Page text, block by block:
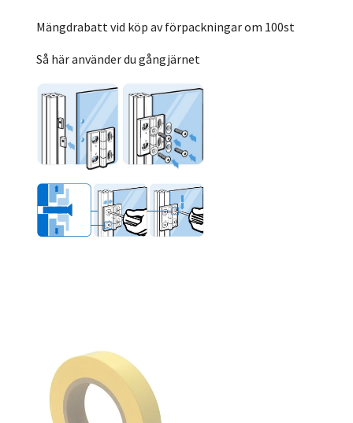
Mängdrabatt vid köp av förpackningar om 100st
Så här använder du gångjärnet